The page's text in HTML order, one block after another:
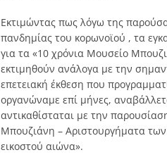
Εκτιμώντας πως λόγω της
πανδημίας του κορωνοϊού , τα
για τα «10 χρόνια Μουσείο
εκτιμηθούν ανάλογα με την
επετειακή έκθεση που
οργανώναμε επί μήνες,
αντικαθίσταται με την
Μπουζιάνη – Αριστουργήματα
εικοστού αιώνα».